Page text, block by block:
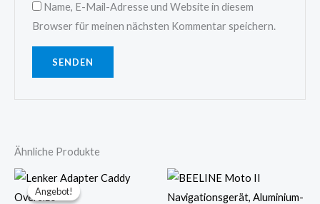
Name, E-Mail-Adresse und Website in diesem
Browser für meinen nächsten Kommentar speichern.
Ähnliche Produkte
Angebot!
Angebot!
Ursprünglicher
Preis
war:
Aktueller
Preis